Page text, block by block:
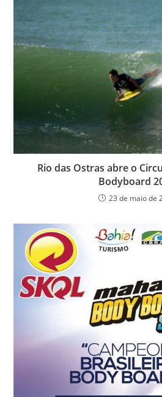
Rio das Ostras abre o
Bodyboard
23 de maio de